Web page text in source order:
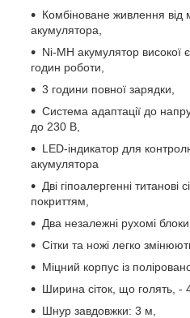
Комбіноване живлення від
акумулятора,
Ni-MH акумулятор високої
годин роботи,
3 години повної зарядки,
Система адаптації до
до 230 В,
LED-індикатор для
акумулятора
Дві гіпоалергенні титанові
покриттям,
Два незалежні рухомі блоки
Сітки та ножі легко
Міцний корпус із
Ширина сіток, що голять, -
Шнур завдовжки: 3 м,